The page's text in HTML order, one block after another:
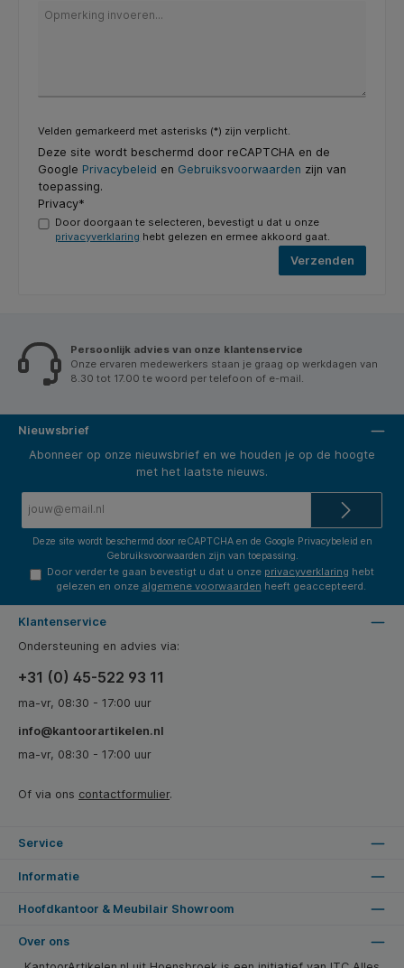
Velden gemarkeerd met asterisks (*) zijn verplicht.
Deze site wordt beschermd door reCAPTCHA en de
Google Privacybeleid en Gebruiksvoorwaarden zijn van
toepassing.
Privacy*
Door doorgaan te selecteren, bevestigt u dat u onze
privacyverklaring hebt gelezen en ermee akkoord gaat.
Verzenden
Persoonlijk advies van onze klantenservice
Onze ervaren medewerkers staan je graag op werkdagen van
8.30 tot 17.00 te woord per telefoon of e-mail.
Nieuwsbrief
Abonneer op onze nieuwsbrief en we houden je op de hoogte
met het laatste nieuws.
Deze site wordt beschermd door reCAPTCHA en de Google Privacybeleid en
Gebruiksvoorwaarden zijn van toepassing.
Door verder te gaan bevestigt u dat u onze privacyverklaring hebt
gelezen en onze algemene voorwaarden heeft geaccepteerd.
Klantenservice
Ondersteuning en advies via:
+31 (0) 45-522 93 11
ma-vr, 08:30 - 17:00 uur
info@kantoorartikelen.nl
ma-vr, 08:30 - 17:00 uur
Of via ons contactformulier.
Service
Informatie
Hoofdkantoor & Meubilair Showroom
Over ons